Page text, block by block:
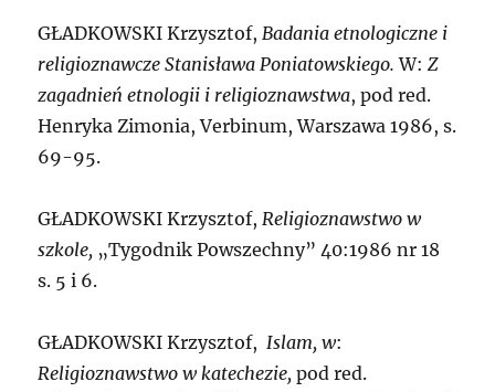
GŁADKOWSKI Krzysztof, Badania etnologiczne i
religioznawcze Stanisława Poniatowskiego. W:Z
zagadnień etnologii i religioznawstwa, pod red.
Henryka Zimonia, Verbinum, Warszawa 1986, s.
69-95.
GŁADKOWSKI Krzysztof, Religioznawstwo w
szkole, „Tygodnik Powszechny” 40:1986 nr 18
s. 5 i 6.
GŁADKOWSKI Krzysztof, Islam, w:
Religioznawstwo w katechezie, pod red.